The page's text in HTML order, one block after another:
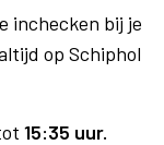
inchecken bij je
op Schiphol
15:35 uur.